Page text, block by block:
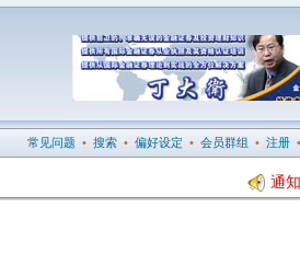
常见问题 • 搜索 • 偏好设定 • 会员群组 • 注册 •
通知